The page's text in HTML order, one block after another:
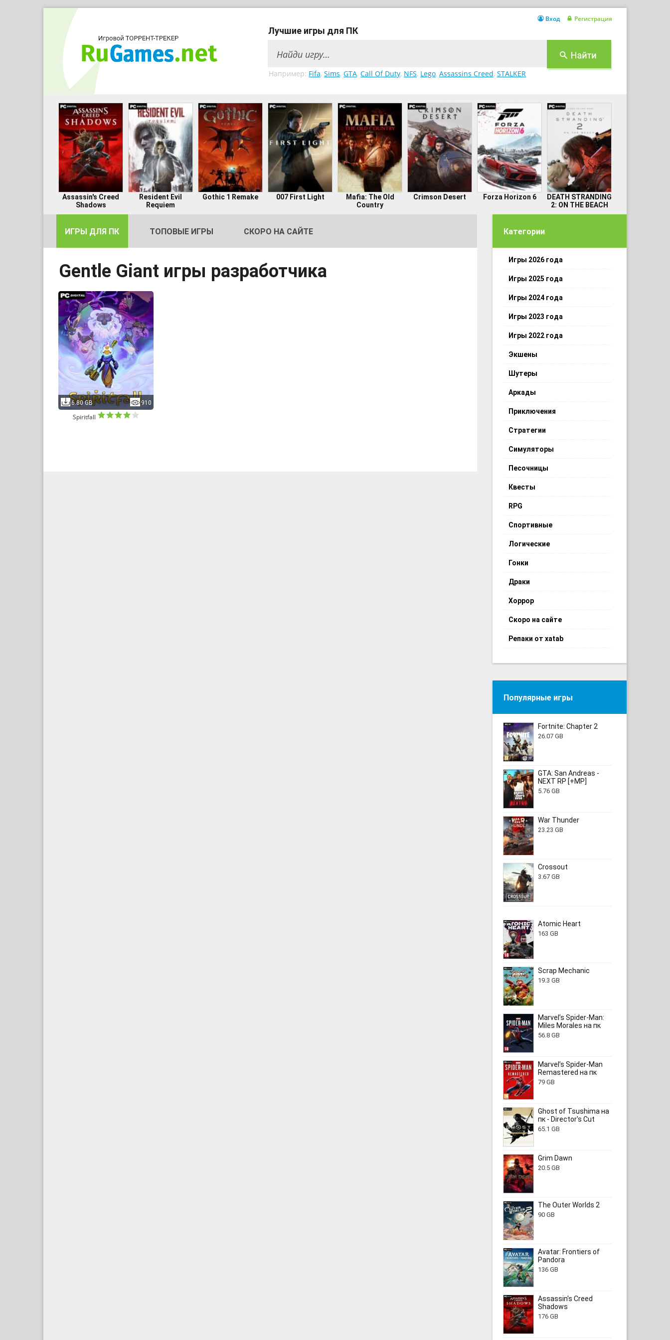
Лучшие игры для ПК
Например: Fifa, Sims, GTA, Call Of Duty, NFS, Lego, Assassins Creed, STALKER
Вход Регистрация
Assassin's Creed
Shadows
Resident Evil
Requiem
Gothic 1 Remake 007 First Light
Mafia: The Old
Country
Crimson Desert Forza Horizon 6
DEATH STRANDING
2: ON THE BEACH
ИГРЫ ДЛЯ ПК ТОПОВЫЕ ИГРЫ СКОРО НА САЙТЕ
Gentle Giant игры разработчика
6.80 GB 910
Spiritfall
Категории
Игры 2026 года
Игры 2025 года
Игры 2024 года
Игры 2023 года
Игры 2022 года
Экшены
Шутеры
Аркады
Приключения
Стратегии
Симуляторы
Песочницы
Квесты
RPG
Спортивные
Логические
Гонки
Драки
Хоррор
Скоро на сайте
Репаки от xatab
Популярные игры
Fortnite: Chapter 2
26.07 GB
GTA: San Andreas -
NEXT RP [+MP]
5.76 GB
War Thunder
23.23 GB
Crossout
3.67 GB
Atomic Heart
163 GB
Scrap Mechanic
19.3 GB
Marvel’s Spider-Man:
Miles Morales на пк
56.8 GB
Marvel’s Spider-Man
Remastered на пк
79 GB
Ghost of Tsushima на
пк - Director's Cut
65.1 GB
Grim Dawn
20.5 GB
The Outer Worlds 2
90 GB
Avatar: Frontiers of
Pandora
136 GB
Assassin's Creed
Shadows
176 GB